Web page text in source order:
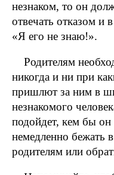
незнаком, то он
отвечать отказом и
«Я его не знаю!».
Родителям
никогда и ни при
пришлют за ним в
незнакомого
подойдет, кем бы он
немедленно бежать
родителям или